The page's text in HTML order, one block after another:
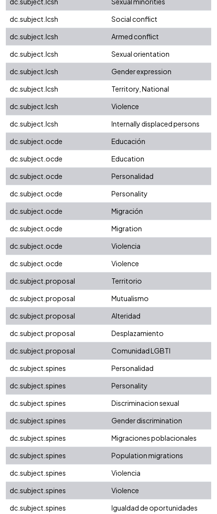
dc.subject.lcsh
Social conflict
dc.subject.lcsh
Armed conflict
dc.subject.lcsh
Sexual orientation
dc.subject.lcsh
Gender expression
dc.subject.lcsh
Territory, National
dc.subject.lcsh
Violence
dc.subject.lcsh
Internally displaced persons
dc.subject.ocde
Educación
dc.subject.ocde
Education
dc.subject.ocde
Personalidad
dc.subject.ocde
Personality
dc.subject.ocde
Migración
dc.subject.ocde
Migration
dc.subject.ocde
Violencia
dc.subject.ocde
Violence
dc.subject.proposal
Territorio
dc.subject.proposal
Mutualismo
dc.subject.proposal
Alteridad
dc.subject.proposal
Desplazamiento
dc.subject.proposal
Comunidad LGBTI
dc.subject.spines
Personalidad
dc.subject.spines
Personality
dc.subject.spines
Discriminacion sexual
dc.subject.spines
Gender discrimination
dc.subject.spines
Migraciones poblacionales
dc.subject.spines
Population migrations
dc.subject.spines
Violencia
dc.subject.spines
Violence
dc.subject.spines
Igualdad de oportunidades